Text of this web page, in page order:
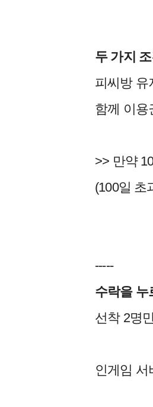
두 가지
피씨방 유
함께 이용
>> 만약
(100일 초
-----
수락을 누
선착 2명
인게임 서